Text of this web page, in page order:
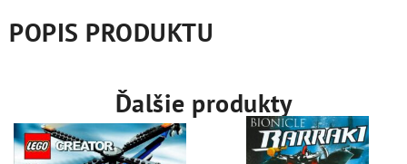
POPIS PRODUKTU
Ďalšie produkty